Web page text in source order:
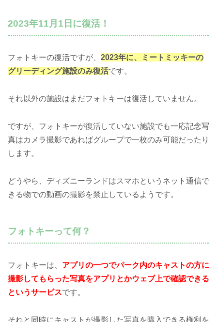
2023年11月1日に復活！
フォトキーの復活ですが、 2023年に、ミートミッキーの
グリーディング施設のみ復活です。
それ以外の施設はまだフォトキーは復活していません。
ですが、フォトキーが復活していない施設でも一応記念写
真はカメラ撮影であればグループで一枚のみ可能だったり
します。
どうやら、ディズニーランドはスマホというネット通信で
きる物での動画の撮影を禁止しているようです。
フォトキーって何？
フォトキーは、 アプリの一つでパーク内のキャストの方に
撮影してもらった写真をアプリとかウェブ上で確認できる
というサービスです。
それと同時にキャストが撮影した写真を購入できる権利を